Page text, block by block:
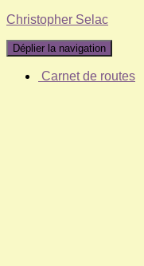
Christopher Selac
Déplier la navigation
Carnet de routes